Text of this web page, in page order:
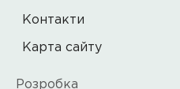
Контакти
Карта сайту
Розробка